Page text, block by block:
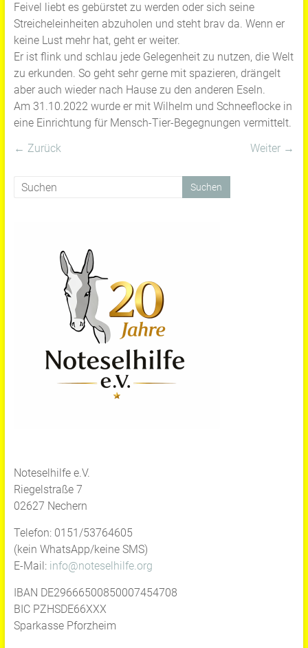
Feivel liebt es gebürstet zu werden oder sich seine
Streicheleinheiten abzuholen und steht brav da. Wenn er
keine Lust mehr hat, geht er weiter.
Er ist flink und schlau jede Gelegenheit zu nutzen, die Welt
zu erkunden. So geht sehr gerne mit spazieren, drängelt
aber auch wieder nach Hause zu den anderen Eseln.
Am 31.10.2022 wurde er mit Wilhelm und Schneeflocke in
eine Einrichtung für Mensch-Tier-Begegnungen vermittelt.
← Zurück
Weiter →
Noteselhilfe e.V.
Riegelstraße 7
02627 Nechern
Telefon: 0151/53764605
(kein WhatsApp/keine SMS)
E-Mail: info@noteselhilfe.org
IBAN DE29666500850007454708
BIC PZHSDE66XXX
Sparkasse Pforzheim